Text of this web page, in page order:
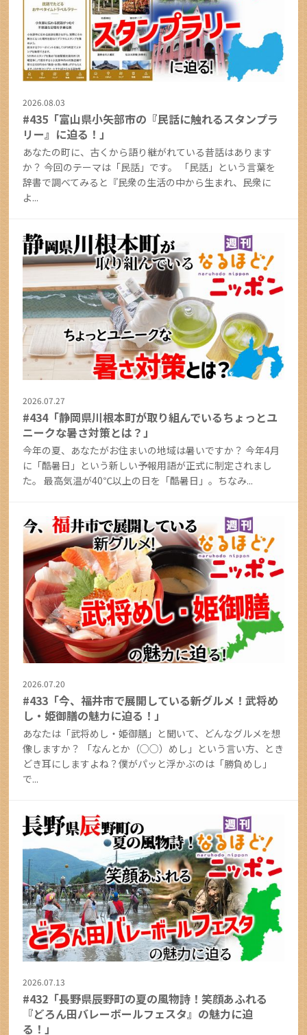
2026.08.03
#435「富山県小矢部市の『民話に触れるスタンプラ
リー』に迫る！」
あなたの町に、古くから語り継がれている昔話はあります
か？ 今回のテーマは「民話」です。 「民話」という言葉を
辞書で調べてみると『民衆の生活の中から生まれ、民衆に
よ...
2026.07.27
#434「静岡県川根本町が取り組んでいるちょっとユ
ニークな暑さ対策とは？」
今年の夏、あなたがお住まいの地域は暑いですか？ 今年4月
に「酷暑日」という新しい予報用語が正式に制定されまし
た。 最高気温が40℃以上の日を「酷暑日」。ちなみ...
2026.07.20
#433「今、福井市で展開している新グルメ！武将め
し・姫御膳の魅力に迫る！」
あなたは「武将めし・姫御膳」と聞いて、どんなグルメを想
像しますか？ 「なんとか（○○）めし」という言い方、とき
どき耳にしますよね？僕がパッと浮かぶのは「勝負めし」
で...
2026.07.13
#432「長野県辰野町の夏の風物詩！笑顔あふれる
『どろん田バレーボールフェスタ』の魅力に迫
る！」